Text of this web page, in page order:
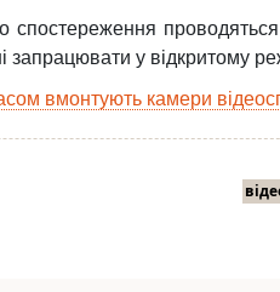
проводяться
у відкритому
вмонтують камери